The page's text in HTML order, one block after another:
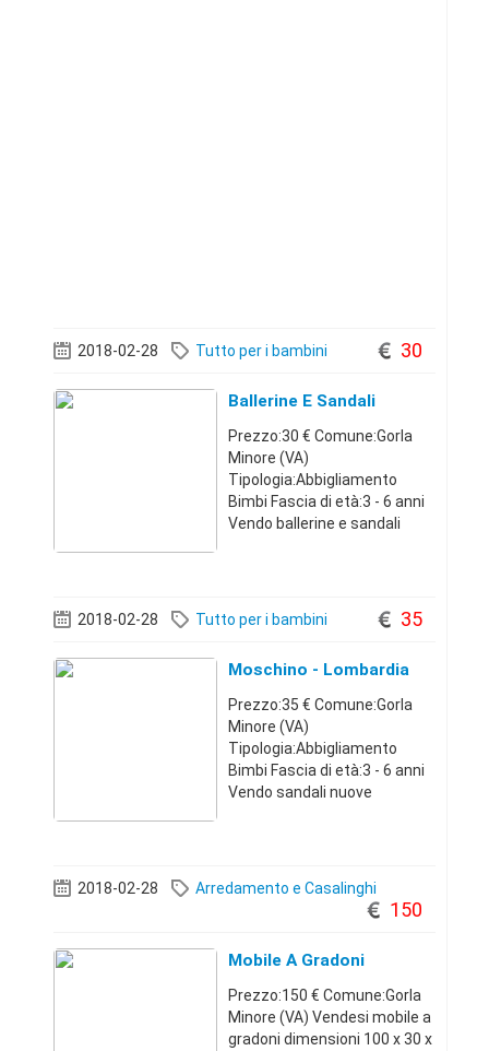
2018-02-28 Tutto per i bambini 30
Ballerine E Sandali
Prezzo:30 € Comune:Gorla
Minore (VA)
Tipologia:Abbigliamento
Bimbi Fascia di età:3 - 6 anni
Vendo ballerine e sandali
2018-02-28
Tutto per i bambini 35
Moschino - Lombardia
Prezzo:35 € Comune:Gorla
Minore (VA)
Tipologia:Abbigliamento
Bimbi Fascia di età:3 - 6 anni
Vendo sandali nuove
2018-02-28
Arredamento e Casalinghi
150
Mobile A Gradoni
Prezzo:150 € Comune:Gorla
Minore (VA) Vendesi mobile a
gradoni dimensioni 100 x 30 x